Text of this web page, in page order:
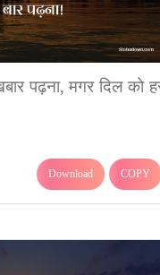
पढ़ना, मगर दिल को
Download COPY